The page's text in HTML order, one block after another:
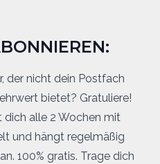
der nicht dein Postfach
bietet? Gratuliere!
dich alle 2 Wochen mit
und hängt regelmäßig
100% gratis. Trage dich